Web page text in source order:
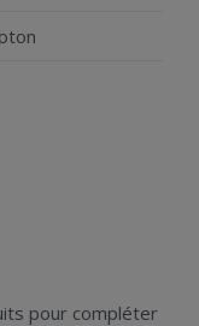
pour compléter